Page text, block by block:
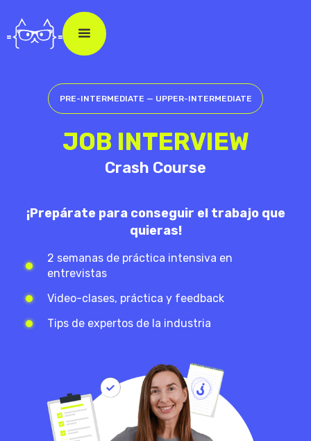
PRE-INTERMEDIATE — UPPER-INTERMEDIATE
JOB INTERVIEW
Crash Course
¡Prepárate para conseguir el trabajo que
quieras!
2 semanas de práctica intensiva en
entrevistas
Video-clases, práctica y feedback
Tips de expertos de la industria